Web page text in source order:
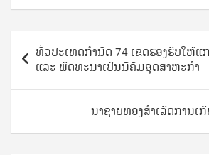
Post
navigation
ທົ່ວປະເທດກຳນົດ 74 ເຂດຮອງຮັບໃຫ້ແກ່
ແລະ ພັດທະນາເປັນນິຄົມອຸດສາຫະກຳ
ນາຊາຍທອງສໍາເລັດການເ